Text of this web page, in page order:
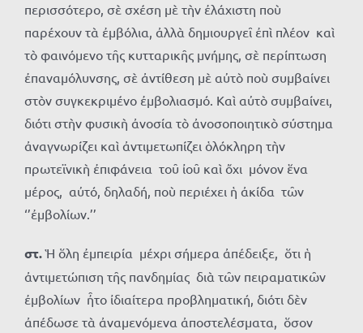
περισσότερο, σὲ σχέση μὲ τὴν ἐλάχιστη ποὺ
παρέχουν τὰ ἐμβόλια, ἀλλὰ δημιουργεῖ ἐπὶ πλέον καὶ
τὸ φαινόμενο τῆς κυτταρικῆς μνήμης, σὲ περίπτωση
ἐπαναμόλυνσης, σὲ ἀντίθεση μὲ αὐτὸ ποὺ συμβαίνει
στὸν συγκεκριμένο ἐμβολιασμό. Καὶ αὐτὸ συμβαίνει,
διότι στὴν φυσικὴ ἀνοσία τὸ ἀνοσοποιητικὸ σύστημα
ἀναγνωρίζει καὶ ἀντιμετωπίζει ὁλόκληρη τὴν
πρωτεϊνικὴ ἐπιφάνεια τοῦ ἰοῦ καὶ ὄχι μόνον ἕνα
μέρος, αὐτό, δηλαδή, ποὺ περιέχει ἡ ἀκίδα τῶν
‘’ἐμβολίων.’’
στ.Ἡ ὅλη ἐμπειρία μέχρι σήμερα ἀπέδειξε, ὅτι ἡ
ἀντιμετώπιση τῆς πανδημίας διὰ τῶν πειραματικῶν
ἐμβολίων ἦτο ἰδιαίτερα προβληματική, διότι δὲν
ἀπέδωσε τὰ ἀναμενόμενα ἀποστελέσματα, ὅσον